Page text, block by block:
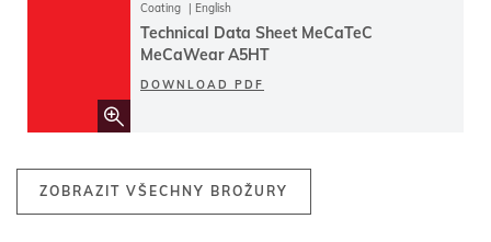
ZOBRAZIT VŠECHNY BROŽURY
Coating English
Technical Data Sheet MeCaTeC
MeCaWear A5HT
DOWNLOAD PDF